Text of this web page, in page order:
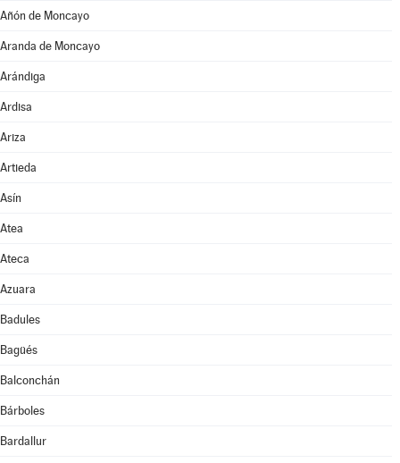
Añón de Moncayo
Aranda de Moncayo
Arándiga
Ardisa
Ariza
Artieda
Asín
Atea
Ateca
Azuara
Badules
Bagüés
Balconchán
Bárboles
Bardallur